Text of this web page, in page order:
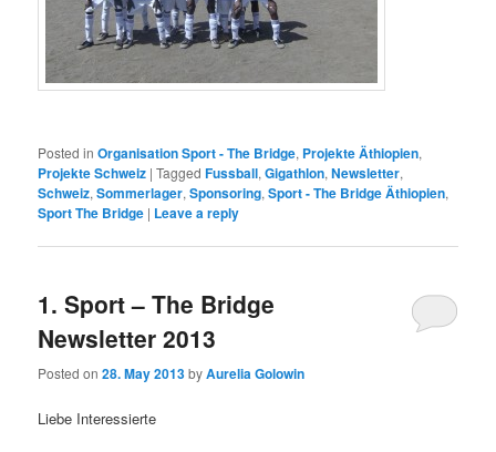
Posted in Organisation Sport - The Bridge, Projekte Äthiopien,
Projekte Schweiz |Tagged Fussball,Gigathlon,Newsletter,
Schweiz,Sommerlager,Sponsoring,Sport - The Bridge Äthiopien,
Sport The Bridge | Leave a reply
1. Sport – The Bridge
Newsletter 2013
Posted on28. May 2013byAurelia Golowin
Liebe Interessierte